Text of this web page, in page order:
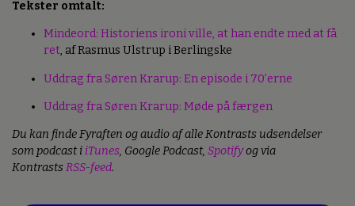
Tekster omtalt:
Mindeord: Historiens ironi ville, at han endte med at få
ret, af Rasmus Ulstrup i Berlingske
Uddrag fra Søren Krarup: En episode i 70’erne
Uddrag fra Søren Krarup: Møde på færgen
Du kan finde Fyraften og audio af alle Kontrasts udsendelser
som podcast i iTunes, Google Podcast, Spotifyog via
KontrastsRSS-feed.